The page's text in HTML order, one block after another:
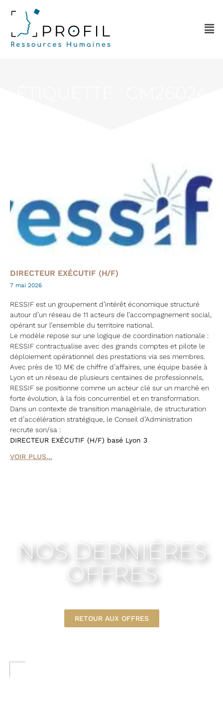
DIRECTEUR EXÉCUTIF (H/F)
7 mai 2026
RESSIF est un groupement d’intérêt économique structuré
autour d’un réseau de 11 acteurs de l’accompagnement social,
opérant sur l’ensemble du territoire national.
Le modèle repose sur une logique de coordination nationale :
RESSIF contractualise avec des grands comptes et pilote le
déploiement opérationnel des prestations via ses membres.
Avec près de 10 M€ de chiffre d’affaires, une équipe basée à
Lyon et un réseau de plusieurs centaines de professionnels,
RESSIF se positionne comme un acteur clé sur un marché en
forte évolution, à la fois concurrentiel et en transformation.
Dans un contexte de transition managériale, de structuration
et d’accélération stratégique, le Conseil d’Administration
recrute son/sa :
DIRECTEUR EXÉCUTIF (H/F) basé Lyon 3
VOIR PLUS...
NOS DERNIÈRES
OFFRES
RETOUR AUX OFFRES